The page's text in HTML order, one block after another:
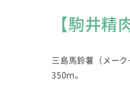
【駒井精
三島馬鈴薯（メー
350ｍ。